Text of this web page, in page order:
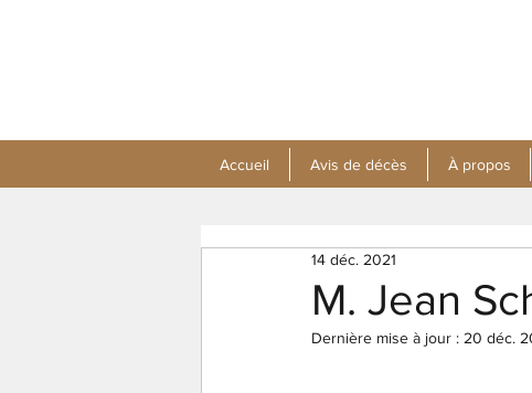
Accueil Avis de décès À propos
M. Jean
14 déc. 2021
Dernière mise à jour : 20 déc.